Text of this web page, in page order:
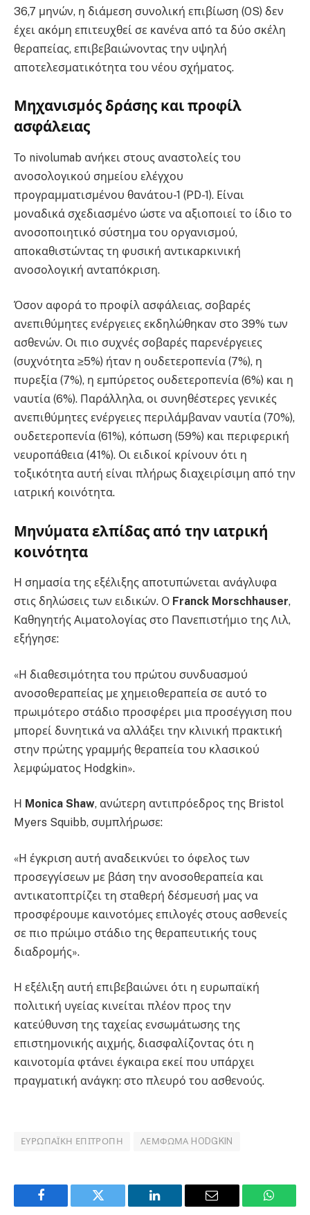
36,7 μηνών, η διάμεση συνολική επιβίωση (OS) δεν
έχει ακόμη επιτευχθεί σε κανένα από τα δύο σκέλη
θεραπείας, επιβεβαιώνοντας την υψηλή
αποτελεσματικότητα του νέου σχήματος.
Μηχανισμός δράσης και προφίλ
ασφάλειας
Το nivolumab ανήκει στους αναστολείς του
ανοσολογικού σημείου ελέγχου
προγραμματισμένου θανάτου-1 (PD-1). Είναι
μοναδικά σχεδιασμένο ώστε να αξιοποιεί το ίδιο το
ανοσοποιητικό σύστημα του οργανισμού,
αποκαθιστώντας τη φυσική αντικαρκινική
ανοσολογική ανταπόκριση.
Όσον αφορά το προφίλ ασφάλειας, σοβαρές
ανεπιθύμητες ενέργειες εκδηλώθηκαν στο 39% των
ασθενών. Οι πιο συχνές σοβαρές παρενέργειες
(συχνότητα ≥5%) ήταν η ουδετεροπενία (7%), η
πυρεξία (7%), η εμπύρετος ουδετεροπενία (6%) και η
ναυτία (6%). Παράλληλα, οι συνηθέστερες γενικές
ανεπιθύμητες ενέργειες περιλάμβαναν ναυτία (70%),
ουδετεροπενία (61%), κόπωση (59%) και περιφερική
νευροπάθεια (41%). Οι ειδικοί κρίνουν ότι η
τοξικότητα αυτή είναι πλήρως διαχειρίσιμη από την
ιατρική κοινότητα.
Μηνύματα ελπίδας από την ιατρική
κοινότητα
Η σημασία της εξέλιξης αποτυπώνεται ανάγλυφα
στις δηλώσεις των ειδικών. Ο Franck Morschhauser,
Καθηγητής Αιματολογίας στο Πανεπιστήμιο της Λιλ,
εξήγησε:
«Η διαθεσιμότητα του πρώτου συνδυασμού
ανοσοθεραπείας με χημειοθεραπεία σε αυτό το
πρωιμότερο στάδιο προσφέρει μια προσέγγιση που
μπορεί δυνητικά να αλλάξει την κλινική πρακτική
στην πρώτης γραμμής θεραπεία του κλασικού
λεμφώματος Hodgkin».
Η Monica Shaw, ανώτερη αντιπρόεδρος της Bristol
Myers Squibb, συμπλήρωσε:
«Η έγκριση αυτή αναδεικνύει το όφελος των
προσεγγίσεων με βάση την ανοσοθεραπεία και
αντικατοπτρίζει τη σταθερή δέσμευσή μας να
προσφέρουμε καινοτόμες επιλογές στους ασθενείς
σε πιο πρώιμο στάδιο της θεραπευτικής τους
διαδρομής».
Η εξέλιξη αυτή επιβεβαιώνει ότι η ευρωπαϊκή
πολιτική υγείας κινείται πλέον προς την
κατεύθυνση της ταχείας ενσωμάτωσης της
επιστημονικής αιχμής, διασφαλίζοντας ότι η
καινοτομία φτάνει έγκαιρα εκεί που υπάρχει
πραγματική ανάγκη: στο πλευρό του ασθενούς.
ΕΥΡΩΠΑΪΚΉ ΕΠΙΤΡΟΠΉ ΛΈΜΦΩΜΑ HODGKIN
Facebook Twitter LinkedIn Email